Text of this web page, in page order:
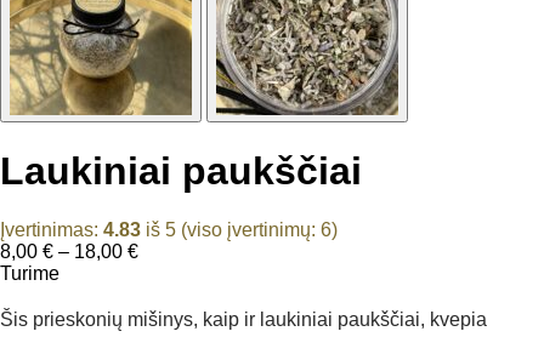
Laukiniai paukščiai
Įvertinimas: 4.83 iš 5 (viso įvertinimų: 6)
8,00 € – 18,00 €Price
through
Turime
Šis prieskonių mišinys, kaip ir laukiniai paukščiai, kvepia